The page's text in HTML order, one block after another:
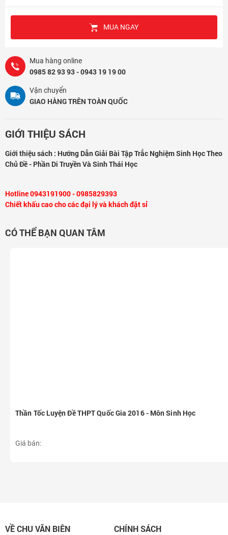
MUA NGAY
Mua hàng online
0985 82 93 93 - 0943 19 19 00
Vận chuyển
GIAO HÀNG TRÊN TOÀN QUỐC
GIỚI THIỆU SÁCH
Giới thiệu sách : Hướng Dẫn Giải Bài Tập Trắc Nghiệm Sinh Học Theo
Chủ Đề - Phần Di Truyền Và Sinh Thái Học
Hotline 0943191900 - 0985829393
Chiết khấu cao cho các đại lý và khách đặt sỉ
CÓ THỂ BẠN QUAN TÂM
Thần Tốc Luyện Đề THPT Quốc Gia 2016 - Môn Sinh Học
Giá bán:
VỀ CHU VĂN BIÊN CHÍNH SÁCH